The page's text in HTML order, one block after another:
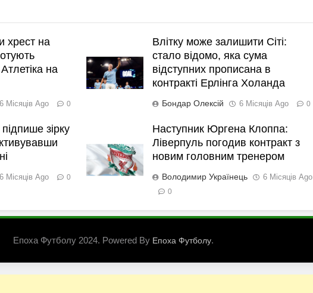
хрест на
на
6 Місяців Ago 0
Влітку може залишити Сіті:
стало відомо, яка сума
відступних прописана в
контракті Ерлінга Холанда
Бондар Олексій 6 Місяців Ago 0
зірку
6 Місяців Ago 0
Наступник Юргена Клоппа:
Ліверпуль погодив контракт з
новим головним тренером
Володимир Українець 6 Місяців Ago
0
Епоха Футболу 2024. Powered By Епоха Футболу.